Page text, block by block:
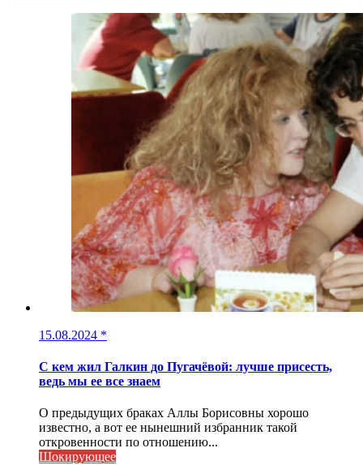
15.08.2024 *
С кем жил Галкин до Пугачёвой: лучше присесть,
ведь мы ее все знаем
О предыдущих браках Аллы Борисовны хорошо
известно, а вот ее нынешний избранник такой
откровенности по отношению...
Шокирующее